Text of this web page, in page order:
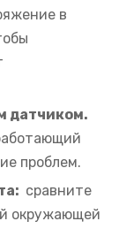
в
датчиком.
проблем.
сравните
окружающей